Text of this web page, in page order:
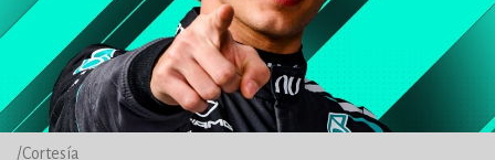
/Cortesía